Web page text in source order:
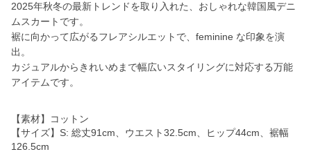
2025年秋冬の最新トレンドを取り入れた、おしゃれな韓国風デニ
ムスカートです。
裾に向かって広がるフレアシルエットで、feminine な印象を演
出。
カジュアルからきれいめまで幅広いスタイリングに対応する万能
アイテムです。
【素材】コットン
【サイズ】S: 総丈91cm、ウエスト32.5cm、ヒップ44cm、裾幅
126.5cm